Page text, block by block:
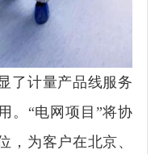
计量产品线服务
。“电网项目”将协
，为客户在北京、